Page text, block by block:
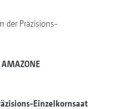
der Präzisions-
Einzelkornsaat